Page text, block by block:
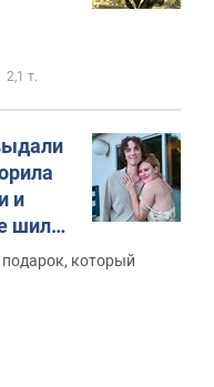
2,1 т.
и
шили
который